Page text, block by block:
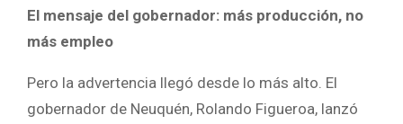
El mensaje del gobernador: más producción, no
más empleo
Pero la advertencia llegó desde lo más alto. El
gobernador de Neuquén, Rolando Figueroa, lanzó